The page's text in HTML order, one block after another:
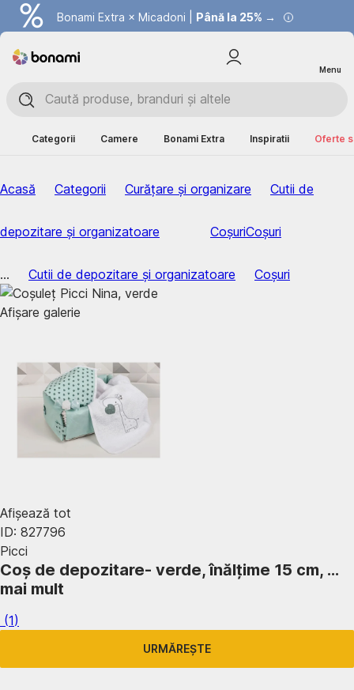
Bonami Extra × Micadoni | Până la 25% →
Summer Sale | Economisești până la 40% →
Menu
Categorii Camere Bonami Extra Inspiratii Oferte
Acasă Categorii Curățare și organizare Cutii de
depozitare și organizatoare CoșuriCoșuri
... Cutii de depozitare și organizatoare Coșuri
Afișare galerie
Afișează tot
ID: 827796
Picci
Coș de depozitare- verde, înălțime 15 cm, …
mai mult
(1)
URMĂREȘTE